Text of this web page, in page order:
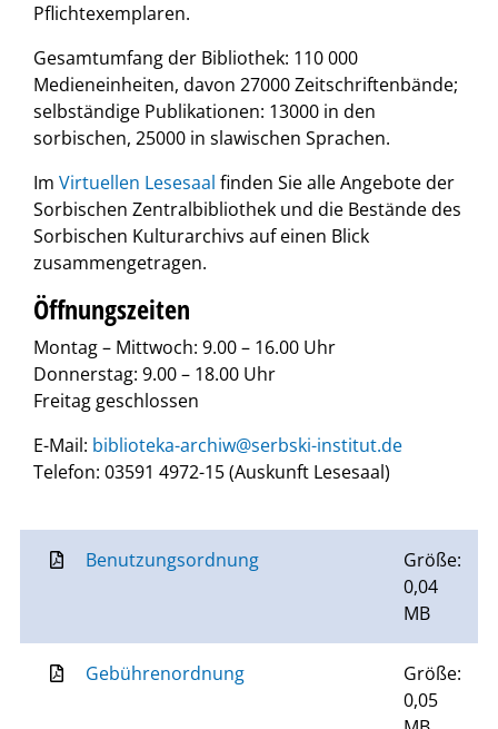
Pflichtexemplaren.
Gesamtumfang der Bibliothek: 110 000
Medieneinheiten, davon 27000 Zeitschriftenbände;
selbständige Publikationen: 13000 in den
sorbischen, 25000 in slawischen Sprachen.
Im Virtuellen Lesesaal finden Sie alle Angebote der
Sorbischen Zentralbibliothek und die Bestände des
Sorbischen Kulturarchivs auf einen Blick
zusammengetragen.
Öffnungszeiten
Montag – Mittwoch: 9.00 – 16.00 Uhr
Donnerstag: 9.00 – 18.00 Uhr
Freitag geschlossen
E-Mail: biblioteka-archiw@serbski-institut.de
Telefon: 03591 4972-15 (Auskunft Lesesaal)
Benutzungsordnung
Größe:
0,04
MB
Gebührenordnung
Größe:
0,05